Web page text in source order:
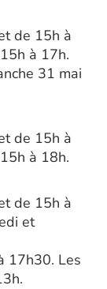
de 15h à
à 17h.
31 mai
de 15h à
à 18h.
de 15h à
et
17h30. Les